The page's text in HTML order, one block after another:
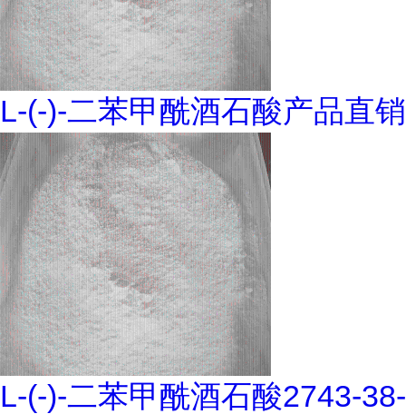
L-(-)-二苯甲酰酒石酸产品直销
L-(-)-二苯甲酰酒石酸2743-38-